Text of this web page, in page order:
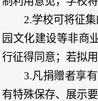
2.学校可将征
园文化建设等非商
行征得同意；若拟
3.凡捐赠者享
有特殊保存、展示